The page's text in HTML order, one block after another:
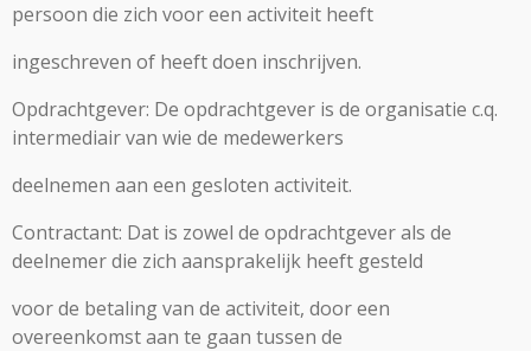
persoon die zich voor een activiteit heeft
ingeschreven of heeft doen inschrijven.
Opdrachtgever: De opdrachtgever is de organisatie c.q.
intermediair van wie de medewerkers
deelnemen aan een gesloten activiteit.
Contractant: Dat is zowel de opdrachtgever als de
deelnemer die zich aansprakelijk heeft gesteld
voor de betaling van de activiteit, door een
overeenkomst aan te gaan tussen de